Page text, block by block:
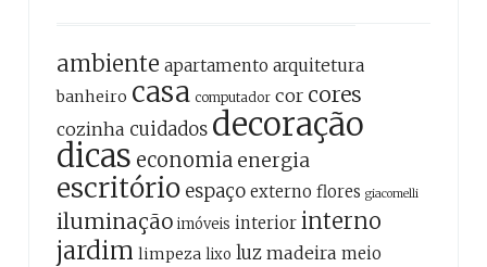
ambiente apartamento arquitetura
banheiro casa computador cor cores
cozinha cuidados decoração
dicas economia energia
escritório espaço externo flores giacomelli
iluminação imóveis interior interno
jardim limpeza lixo luz madeira meio